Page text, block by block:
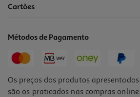
20,95 € PVP de editor
Cartões
Métodos de Pagamento
Os preços dos produtos
são os praticados nas compras